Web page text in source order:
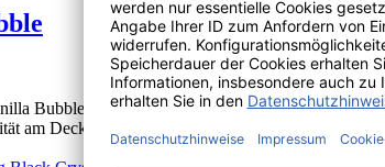
Bubble› Keine bäumelnden Duftbäumen und
am Deckel › Stylisches Design › Alternativ auch für